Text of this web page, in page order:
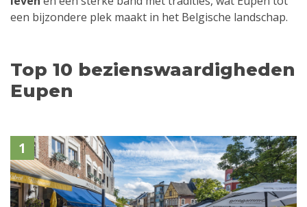
een bijzondere plek maakt in het Belgische landschap.
Top 10 bezienswaardigheden
Eupen
1